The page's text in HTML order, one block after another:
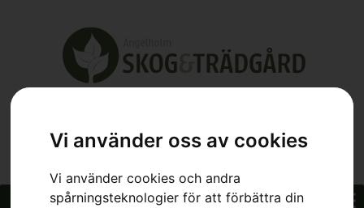
Vi använder oss av cookies
Vi använder cookies och andra
spårningsteknologier för att förbättra din